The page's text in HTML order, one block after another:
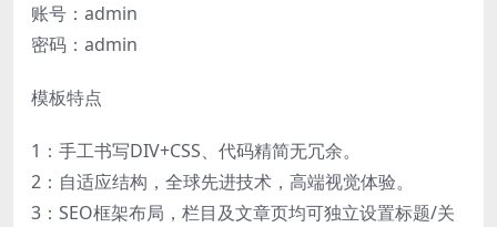
账号：admin
密码：admin
模板特点
1：手工书写DIV+CSS、代码精简无冗余。
2：自适应结构，全球先进技术，高端视觉体验。
3：SEO框架布局，栏目及文章页均可独立设置标题/关